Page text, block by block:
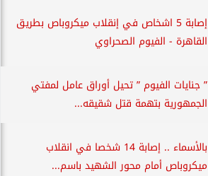
إصابة 5 اشخاص في إنقلاب ميكروباص بطريق
القاهرة - الفيوم الصحراوي
” جنايات الفيوم ” تحيل أوراق عامل لمفتي
الجمهورية بتهمة قتل شقيقه...
بالأسماء .. إصابة 14 شخصا في انقلاب
ميكروباص أمام محور الشهيد باسم...